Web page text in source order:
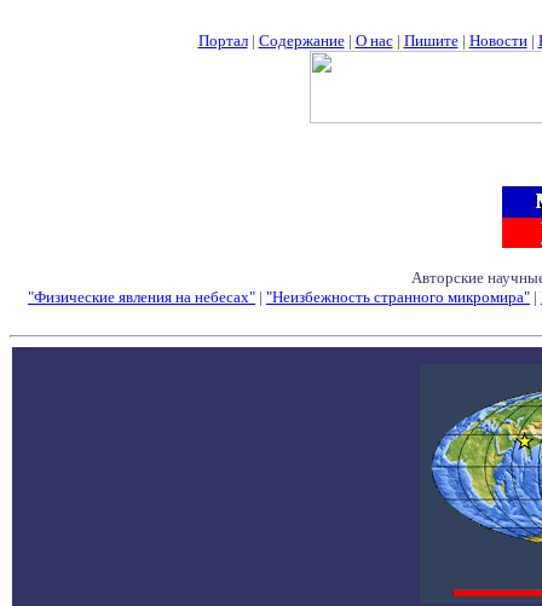
Портал| Содержание| О нас| Пишите| Новости|
Авторские
"Физические явления на небесах" | "Неизбежность странного микромира" |